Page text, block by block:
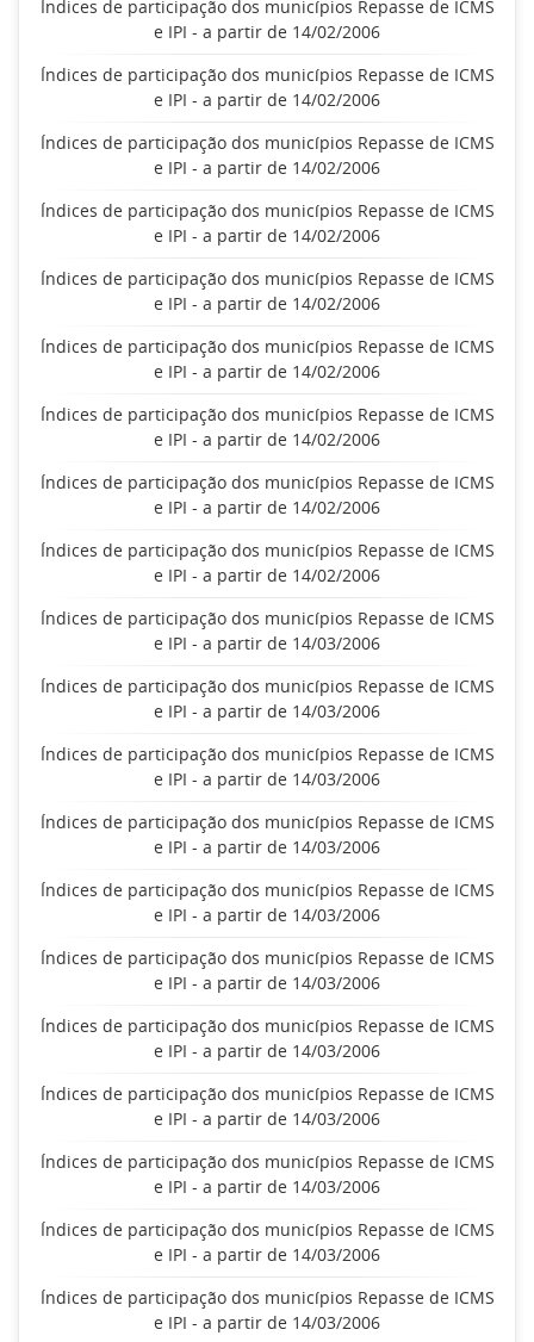
Índices de participação dos municípios Repasse de ICMS
e IPI - a partir de 14/02/2006
Índices de participação dos municípios Repasse de ICMS
e IPI - a partir de 14/02/2006
Índices de participação dos municípios Repasse de ICMS
e IPI - a partir de 14/02/2006
Índices de participação dos municípios Repasse de ICMS
e IPI - a partir de 14/02/2006
Índices de participação dos municípios Repasse de ICMS
e IPI - a partir de 14/02/2006
Índices de participação dos municípios Repasse de ICMS
e IPI - a partir de 14/02/2006
Índices de participação dos municípios Repasse de ICMS
e IPI - a partir de 14/02/2006
Índices de participação dos municípios Repasse de ICMS
e IPI - a partir de 14/02/2006
Índices de participação dos municípios Repasse de ICMS
e IPI - a partir de 14/02/2006
Índices de participação dos municípios Repasse de ICMS
e IPI - a partir de 14/03/2006
Índices de participação dos municípios Repasse de ICMS
e IPI - a partir de 14/03/2006
Índices de participação dos municípios Repasse de ICMS
e IPI - a partir de 14/03/2006
Índices de participação dos municípios Repasse de ICMS
e IPI - a partir de 14/03/2006
Índices de participação dos municípios Repasse de ICMS
e IPI - a partir de 14/03/2006
Índices de participação dos municípios Repasse de ICMS
e IPI - a partir de 14/03/2006
Índices de participação dos municípios Repasse de ICMS
e IPI - a partir de 14/03/2006
Índices de participação dos municípios Repasse de ICMS
e IPI - a partir de 14/03/2006
Índices de participação dos municípios Repasse de ICMS
e IPI - a partir de 14/03/2006
Índices de participação dos municípios Repasse de ICMS
e IPI - a partir de 14/03/2006
Índices de participação dos municípios Repasse de ICMS
e IPI - a partir de 14/03/2006